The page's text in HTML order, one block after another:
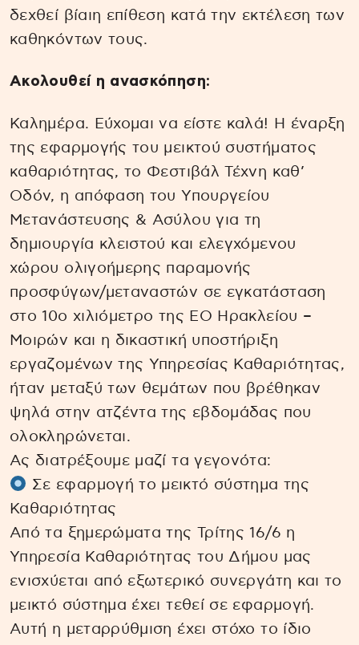
δεχθεί βίαιη επίθεση κατά την εκτέλεση των
καθηκόντων τους.
Ακολουθεί η ανασκόπηση:
Καλημέρα. Εύχομαι να είστε καλά! Η έναρξη
της εφαρμογής του μεικτού συστήματος
καθαριότητας, το Φεστιβάλ Τέχνη καθ’
Οδόν, η απόφαση του Υπουργείου
Μετανάστευσης & Ασύλου για τη
δημιουργία κλειστού και ελεγχόμενου
χώρου ολιγοήμερης παραμονής
προσφύγων/μεταναστών σε εγκατάσταση
στο 10ο χιλιόμετρο της ΕΟ Ηρακλείου –
Μοιρών και η δικαστική υποστήριξη
εργαζομένων της Υπηρεσίας Καθαριότητας,
ήταν μεταξύ των θεμάτων που βρέθηκαν
ψηλά στην ατζέντα της εβδομάδας που
ολοκληρώνεται.
Ας διατρέξουμε μαζί τα γεγονότα:
Σε εφαρμογή το μεικτό σύστημα της
Καθαριότητας
Από τα ξημερώματα της Τρίτης 16/6 η
Υπηρεσία Καθαριότητας του Δήμου μας
ενισχύεται από εξωτερικό συνεργάτη και το
μεικτό σύστημα έχει τεθεί σε εφαρμογή.
Αυτή η μεταρρύθμιση έχει στόχο το ίδιο